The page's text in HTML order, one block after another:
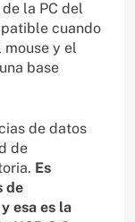
la PC del
cuando
y el
base
de datos
de
Es
de
esa es la